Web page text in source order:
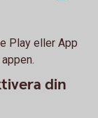
Play eller App
din